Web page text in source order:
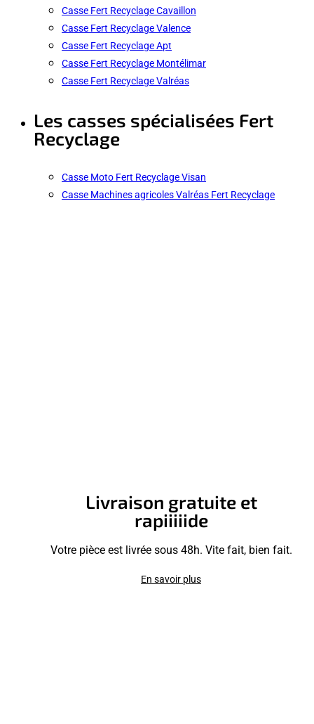
Casse Fert Recyclage Cavaillon
Casse Fert Recyclage Valence
Casse Fert Recyclage Apt
Casse Fert Recyclage Montélimar
Casse Fert Recyclage Valréas
Les casses spécialisées Fert
Recyclage
Casse Moto Fert Recyclage Visan
Casse Machines agricoles Valréas Fert Recyclage
Livraison gratuite et
rapiiiiide
Votre pièce est livrée sous 48h. Vite fait, bien fait.
En savoir plus